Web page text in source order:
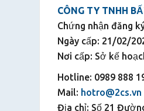
CÔNG TY TNHH
Chứng nhận đăng
Ngày cấp: 21/02/
Nơi cấp: Sở kế
Hotline: 0989 888
Mail: hotro@2cs.vn
Địa chỉ: Số 21